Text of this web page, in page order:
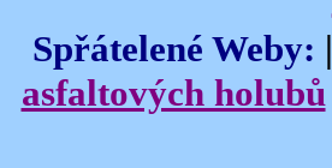
Spřátelené Weby: |
asfaltových holubů